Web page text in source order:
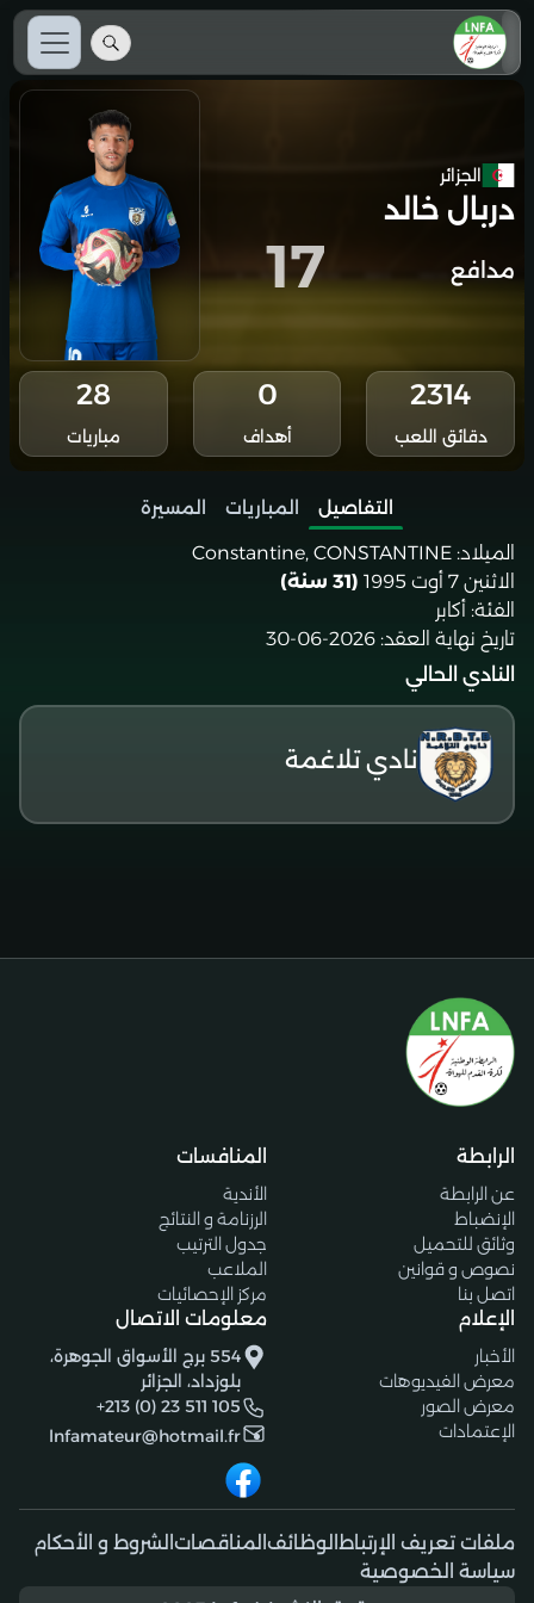
الجزائر
دربال خالد
مدافع 17
2314
دقائق اللعب
0
أهداف
28
مباريات
التفاصيل المباريات
المسيرة
الميلاد: Constantine, CONSTANTINE
الاثنين 7 أوت 1995
(31 سنة)
الفئة: أكابر
تاريخ نهاية العقد: 2026-06-30
النادي الحالي
نادي تلاغمة
الرابطة
عن الرابطة
الإنضباط
وثائق للتحميل
نصوص و قوانين
اتصل بنا
المنافسات
الأندية
الرزنامة و النتائج
جدول الترتيب
الملاعب
مركز الإحصائيات
الإعلام
الأخبار
معرض الفيديوهات
معرض الصور
الإعتمادات
معلومات الاتصال
554 برج الأسواق الجوهرة،
بلوزداد، الجزائر
+213 (0) 23 511 105
lnfamateur@hotmail.fr
ملفات تعريف الإرتباط الوظائف المناقصات الشروط و الأحكام
سياسة الخصوصية